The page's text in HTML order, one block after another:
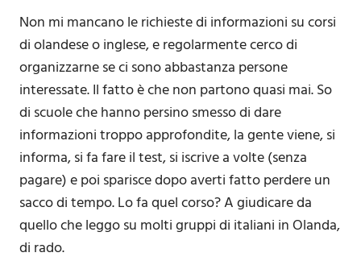
Non mi mancano le richieste di informazioni su corsi
di olandese o inglese, e regolarmente cerco di
organizzarne se ci sono abbastanza persone
interessate. Il fatto è che non partono quasi mai. So
di scuole che hanno persino smesso di dare
informazioni troppo approfondite, la gente viene, si
informa, si fa fare il test, si iscrive a volte (senza
pagare) e poi sparisce dopo averti fatto perdere un
sacco di tempo. Lo fa quel corso? A giudicare da
quello che leggo su molti gruppi di italiani in Olanda,
di rado.